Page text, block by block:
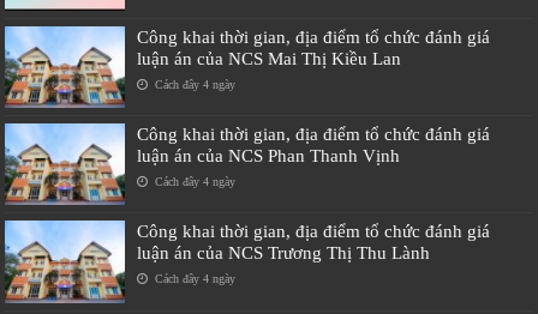
Công khai thời gian, địa điểm tổ chức đánh giá
luận án của NCS Mai Thị Kiều Lan
Cách đây 4 ngày
Công khai thời gian, địa điểm tổ chức đánh giá
luận án của NCS Phan Thanh Vịnh
Cách đây 4 ngày
Công khai thời gian, địa điểm tổ chức đánh giá
luận án của NCS Trương Thị Thu Lành
Cách đây 4 ngày